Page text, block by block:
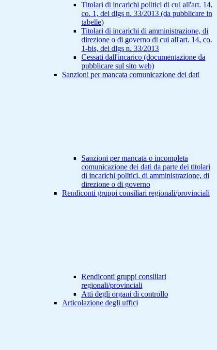
Titolari di incarichi politici di cui all'art. 14,
co. 1, del dlgs n. 33/2013 (da pubblicare in
tabelle)
Titolari di incarichi di amministrazione, di
direzione o di governo di cui all'art. 14, co.
1-bis, del dlgs n. 33/2013
Cessati dall'incarico (documentazione da
pubblicare sul sito web)
Sanzioni per mancata comunicazione dei dati
Sanzioni per mancata o incompleta
comunicazione dei dati da parte dei titolari
di incarichi politici, di amministrazione, di
direzione o di governo
Rendiconti gruppi consiliari regionali/provinciali
Rendiconti gruppi consiliari
regionali/provinciali
Atti degli organi di controllo
Articolazione degli uffici